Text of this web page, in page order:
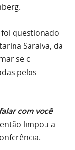
foi questionado
Saraiva, da
se o
pelos
com você
limpou a